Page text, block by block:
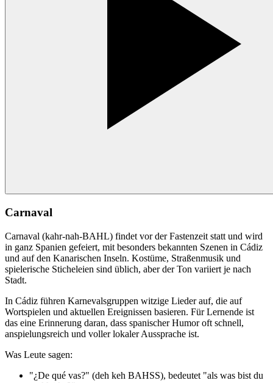
Carnaval
Carnaval (kahr-nah-BAHL) findet vor der Fastenzeit statt und wird
in ganz Spanien gefeiert, mit besonders bekannten Szenen in Cádiz
und auf den Kanarischen Inseln. Kostüme, Straßenmusik und
spielerische Sticheleien sind üblich, aber der Ton variiert je nach
Stadt.
In Cádiz führen Karnevalsgruppen witzige Lieder auf, die auf
Wortspielen und aktuellen Ereignissen basieren. Für Lernende ist
das eine Erinnerung daran, dass spanischer Humor oft schnell,
anspielungsreich und voller lokaler Aussprache ist.
Was Leute sagen:
"¿De qué vas?" (deh keh BAHSS), bedeutet "als was bist du